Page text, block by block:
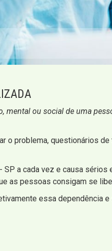
ou social de uma
o problema, questionários
SP a cada vez e causa
as pessoas consigam se
essa dependência e